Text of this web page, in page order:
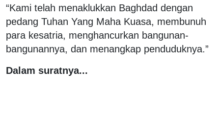
“Kami telah menaklukkan Baghdad dengan
pedang Tuhan Yang Maha Kuasa, membunuh
para kesatria, menghancurkan bangunan-
bangunannya, dan menangkap penduduknya.”
Dalam suratnya...